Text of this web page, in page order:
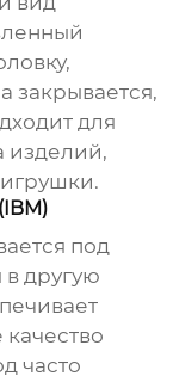
закрывается,
для
изделий,
под
другую
часто